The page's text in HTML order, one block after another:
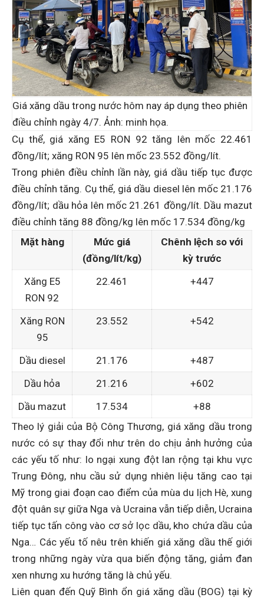
Giá xăng dầu trong nước hôm nay áp dụng theo phiên
điều chỉnh ngày 4/7. Ảnh: minh họa.
Cụ thể, giá xăng E5 RON 92 tăng lên mốc 22.461
đồng/lít; xăng RON 95 lên mốc 23.552 đồng/lít.
Trong phiên điều chỉnh lần này, giá dầu tiếp tục được
điều chỉnh tăng. Cụ thể, giá dầu diesel lên mốc 21.176
đồng/lít; dầu hỏa lên mốc 21.261 đồng/lít. Dầu mazut
điều chỉnh tăng 88 đồng/kg lên mốc 17.534 đồng/kg
Mặt hàng
Mức giá
(đồng/lít/kg)
Chênh lệch so với
kỳ trước
Xăng E5
RON 92
22.461 +447
Xăng RON
95
23.552 +542
Dầu diesel 21.176
+487
Dầu hỏa
21.216
+602
Dầu mazut
17.534
+88
Theo lý giải của Bộ Công Thương, giá xăng dầu trong
nước có sự thay đổi như trên do chịu ảnh hưởng của
các yếu tố như: lo ngại xung đột lan rộng tại khu vực
Trung Đông, nhu cầu sử dụng nhiên liệu tăng cao tại
Mỹ trong giai đoạn cao điểm của mùa du lịch Hè, xung
đột quân sự giữa Nga và Ucraina vẫn tiếp diễn, Ucraina
tiếp tục tấn công vào cơ sở lọc dầu, kho chứa dầu của
Nga… Các yếu tố nêu trên khiến giá xăng dầu thế giới
trong những ngày vừa qua biến động tăng, giảm đan
xen nhưng xu hướng tăng là chủ yếu.
Liên quan đến Quỹ Bình ổn giá xăng dầu (BOG) tại kỳ